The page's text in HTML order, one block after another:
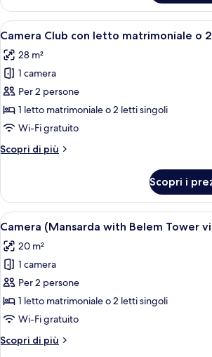
2
letti
singoli
Deluxe
con
letto
o
2
singoli
Apri
tutte
le
foto
per
Camera
Club
letto
2
letti
singoli
Una
4
Camera Club con letto matrimoniale o
28 m²
1 camera
Per 2 persone
1 letto matrimoniale o 2 letti singoli
Wi-Fi gratuito
Scopri di più
Altri
Club
con
letto
matrimoniale
o
2
singoli
Scopri i
Apri
tutte
le
foto
per
Camera
(Mansarda
Belem
Camera
3
Camera (Mansarda with Belem Tower
20 m²
1 camera
Per 2 persone
1 letto matrimoniale o 2 letti singoli
Wi-Fi gratuito
Scopri di più
Altri